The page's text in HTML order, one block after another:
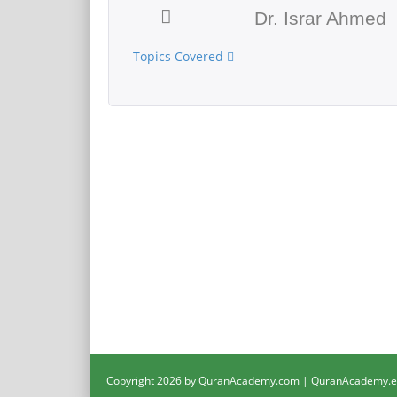
Dr. Israr Ahmed
Topics Covered
Copyright 2026 by QuranAcademy.com |